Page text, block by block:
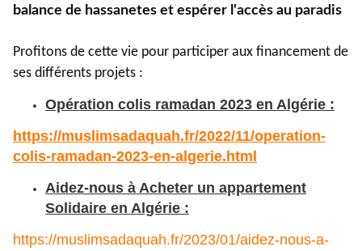
balance de hassanetes et espérer l'accès au paradis
Profitons de cette vie pour participer aux financement de
ses différents projets :
Opération colis ramadan 2023 en Algérie :
https://muslimsadaquah.fr/2022/11/operation-
colis-ramadan-2023-en-algerie.html
Aidez-nous à Acheter un appartement
Solidaire en Algérie :
https://muslimsadaquah.fr/2023/01/aidez-nous-a-